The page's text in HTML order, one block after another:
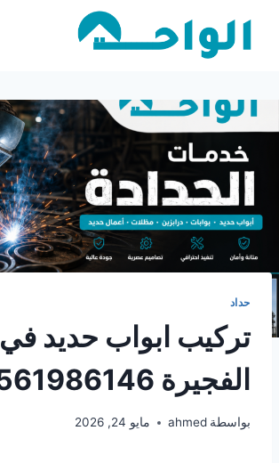
حداد
تركيب ابواب حديد في
الفجيرة 0561986146
بواسطة ahmed مايو 24, 2026